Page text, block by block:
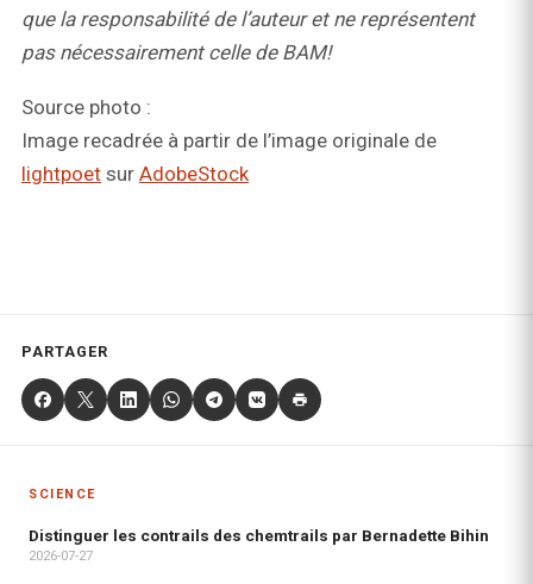
que la responsabilité de l’auteur et ne représentent
pas nécessairement celle de BAM!
Source photo :
Image recadrée à partir de l’image originale de
lightpoet sur AdobeStock
PARTAGER
SCIENCE
Distinguer les contrails des chemtrails par Bernadette Bihin
2026-07-27